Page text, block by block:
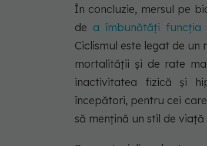
În concluzie, mersul pe
de a îmbunătăți funcția
Ciclismul este legat de
mortalității și de rate
inactivitatea fizică și
începători, pentru cei
să mențină un stil de viață